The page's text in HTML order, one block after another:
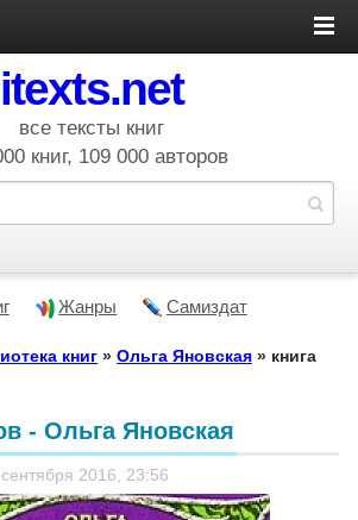
itexts.net
все тексты книг
книг, 109 000 авторов
Жанры Самиздат
книг » Ольга Яновская » книга
- Ольга Яновская
2016, 23:56